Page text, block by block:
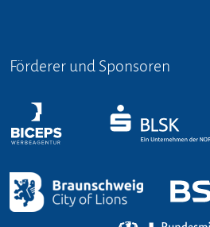
Förderer und Sponsoren